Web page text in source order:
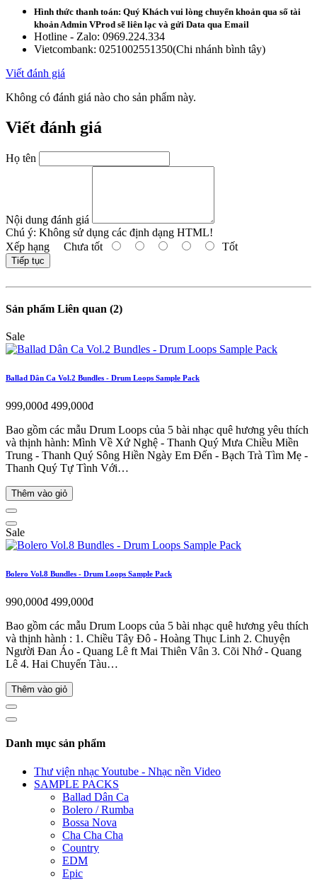
Hình thức thanh toán: Quý Khách vui lòng chuyển khoản qua số tài
khoản Admin VProd sẽ liên lạc và gửi Data qua Email
Hotline - Zalo: 0969.224.334
Vietcombank: 0251002551350(Chi nhánh bình tây)‪
Viết đánh giá
Không có đánh giá nào cho sản phẩm này.
Viết đánh giá
Họ tên
Nội dung đánh giá
Chú ý: Không sử dụng các định dạng HTML!
Xếp hạng Chưa tốt Tốt
Tiếp tục
Sản phẩm Liên quan (2)
Sale
Ballad Dân Ca Vol.2 Bundles - Drum Loops Sample Pack
999,000đ 499,000đ
Bao gồm các mẫu Drum Loops của 5 bài nhạc quê hương yêu thích
và thịnh hành: Mình Về Xứ Nghệ - Thanh Quý Mưa Chiều Miền
Trung - Thanh Quý Sông Hiền Ngày Em Đến - Bạch Trà Tìm Mẹ -
Thanh Quý Tự Tình Với…
Thêm vào giỏ
Sale
Bolero Vol.8 Bundles - Drum Loops Sample Pack
990,000đ 499,000đ
Bao gồm các mẫu Drum Loops của 5 bài nhạc quê hương yêu thích
và thịnh hành : 1. Chiều Tây Đô - Hoàng Thục Linh 2. Chuyện
Người Đan Áo - Quang Lê ft Mai Thiên Vân 3. Cõi Nhớ - Quang
Lê 4. Hai Chuyến Tàu…
Thêm vào giỏ
Danh mục sản phẩm
Thư viện nhạc Youtube - Nhạc nền Video
SAMPLE PACKS
Ballad Dân Ca
Bolero / Rumba
Bossa Nova
Cha Cha Cha
Country
EDM
Epic